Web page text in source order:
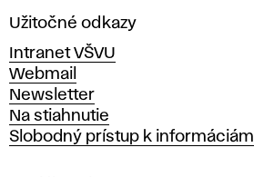
a
ý
t
v
a
r
Užitočné odkazy
Intranet VŠVU
Webmail
Newsletter
Na stiahnutie
Slobodný prístup k informáciám